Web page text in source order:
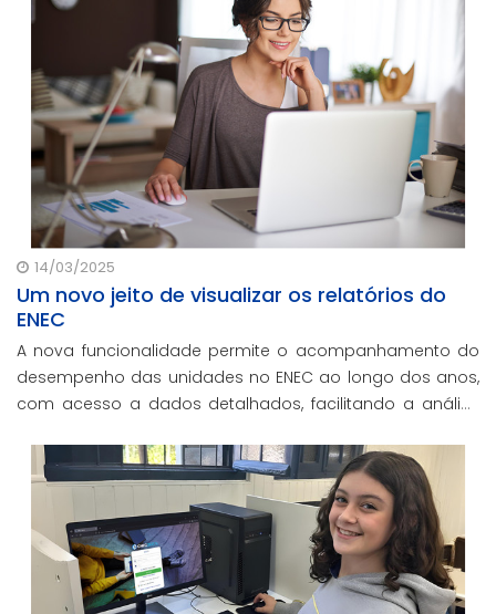
14/03/2025
Um novo jeito de visualizar os relatórios do
ENEC
A nova funcionalidade permite o acompanhamento do
desempenho das unidades no ENEC ao longo dos anos,
com acesso a dados detalhados, facilitando a análise
decisões estratégicas